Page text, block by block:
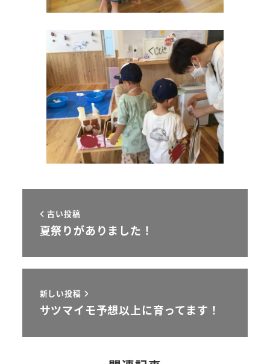
古い投稿
夏祭りがありました！
新しい投稿
サツマイモ予想以上に育ってます！